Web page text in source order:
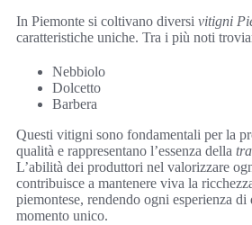
In Piemonte si coltivano diversi vitigni
caratteristiche uniche. Tra i più noti
Nebbiolo
Dolcetto
Barbera
Questi vitigni sono fondamentali per la
qualità e rappresentano l’essenza della
L’abilità dei produttori nel valorizzare
contribuisce a mantenere viva la
piemontese, rendendo ogni esperienza di
momento unico.